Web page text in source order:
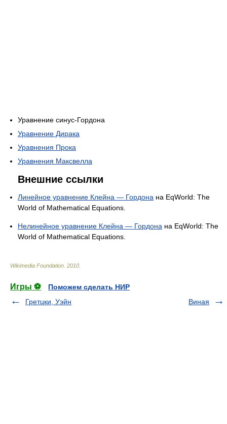
Уравнение синус-Гордона
Уравнение Дирака
Уравнения Прока
Уравнения Максвелла
Внешние ссылки
Линейное уравнение Клейна — Гордона на EqWorld: The
World of Mathematical Equations.
Нелинейное уравнение Клейна — Гордона на EqWorld: The
World of Mathematical Equations.
Wikimedia Foundation 2010
Игры ⚽
Поможем сделать НИР
Гретцки, Уэйн
Виная